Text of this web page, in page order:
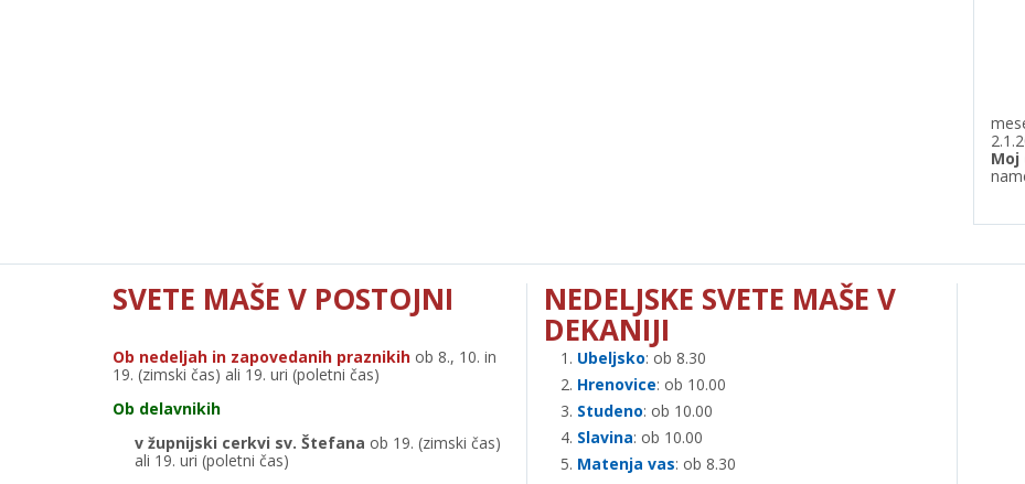
Moj
SVETE MAŠE V POSTOJNI
Ob nedeljah in zapovedanih praznikih ob 8., 10. in
19. (zimski čas) ali 19. uri (poletni čas)
Ob delavnikih
v župnijski cerkvi sv. Štefana ob 19. (zimski čas)
ali 19. uri (poletni čas)
NEDELJSKE SVETE MAŠE V
DEKANIJI
Ubeljsko: ob 8.30
Hrenovice: ob 10.00
Studeno: ob 10.00
Slavina: ob 10.00
Matenja vas: ob 8.30